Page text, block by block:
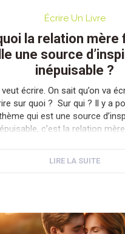
Écrire Un Livre
la relation
une source
inépuisable ?
veut écrire. On sait qu’on va
sur quoi ? Sur qui ? Il y a
qui est une source
c’est la relation mère
LIRE LA SUITE